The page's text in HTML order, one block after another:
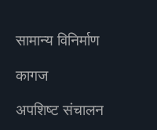
सामान्य विनिर्माण
कागज
अपशिष्ट संचालन